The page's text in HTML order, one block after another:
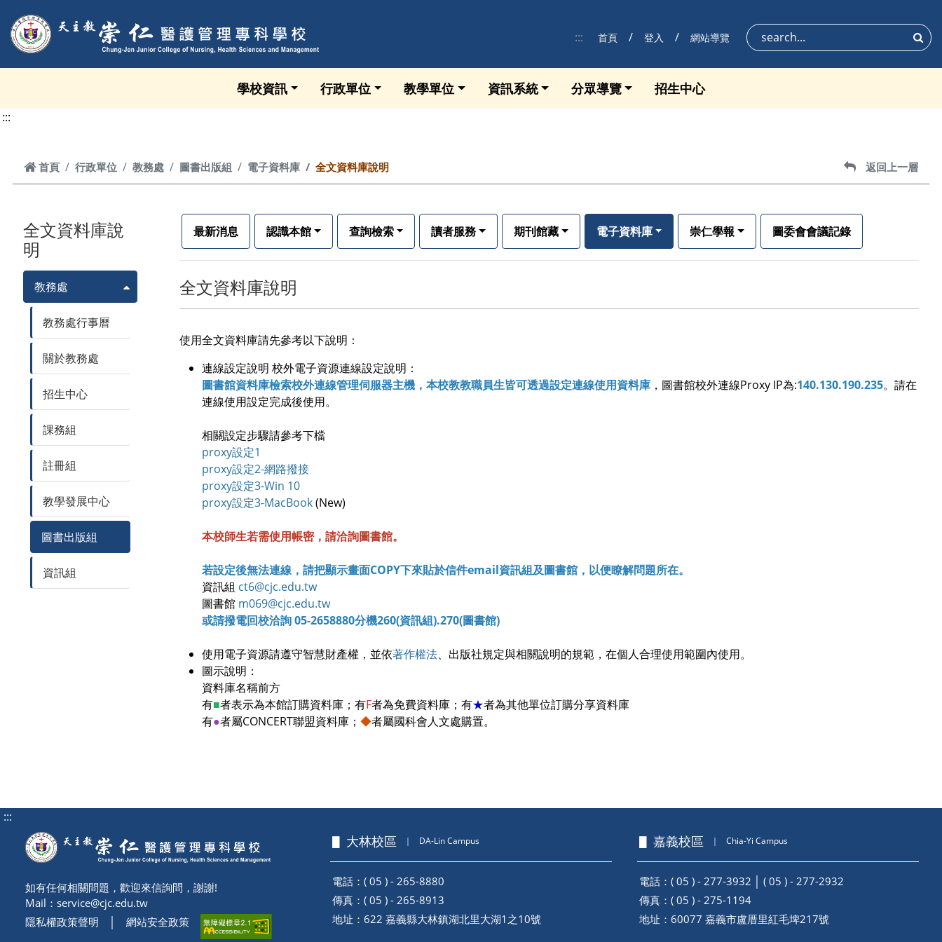
:::
首頁 登入 網站導覽 搜尋
學校資訊 行政單位 教學單位 資訊系統 分眾導覽 招生中心
:::
首頁
首頁 行政單位 教務處 圖書出版組 電子資料庫 全文資料庫說明 返回上一層
返回上一層
全文資料庫說
明
教務處
教務處行事曆
關於教務處
招生中心
課務組
註冊組
教學發展中心
圖書出版組
資訊組
最新消息 認識本館 查詢檢索 讀者服務 期刊館藏 電子資料庫 崇仁學報 圖委會會議記錄
全文資料庫說明
使用全文資料庫請先參考以下說明：
連線設定說明 校外電子資源連線設定說明：
圖書館資料庫檢索校外連線管理伺服器主機，本校教教職員生皆可透過設定連線使用資料庫 ，圖書館校外連線Proxy IP為:140.130.190.235。請在
連線使用設定完成後使用。
相關設定步驟請參考下檔
proxy設定1
proxy設定2-網路撥接
proxy設定3-Win 10
proxy設定3-MacBook(New)
本校師生若需使用帳密，請洽詢圖書館。
若設定後無法連線，請把顯示畫面COPY下來貼於信件email資訊組及圖書館，以便瞭解問題所在。
資訊組 ct6@cjc.edu.tw
圖書館 m069@cjc.edu.tw
或請撥電回校洽詢 05-2658880分機260(資訊組).270(圖書館)
使用電子資源請遵守智慧財產權，並依著作權法、出版社規定與相關說明的規範，在個人合理使用範圍內使用。
圖示說明：
資料庫名稱前方
有■者表示為本館訂購資料庫；有F者為免費資料庫；有★者為其他單位訂購分享資料庫
有●者屬CONCERT聯盟資料庫； ◆者屬國科會人文處購置。
:::
如有任何相關問題，歡迎來信詢問，謝謝!
Mail： service@cjc.edu.tw
隱私權政策聲明
網站安全政策
▋ 大林校區 ｜ DA-Lin Campus
電話：( 05 ) - 265-8880
傳真：( 05 ) - 265-8913
地址： 622 嘉義縣大林鎮湖北里大湖1之10號
▋ 嘉義校區 ｜ Chia-Yi Campus
電話：( 05 ) - 277-3932 │ ( 05 ) - 277-2932
傳真：( 05 ) - 275-1194
地址： 60077 嘉義市盧厝里紅毛埤217號